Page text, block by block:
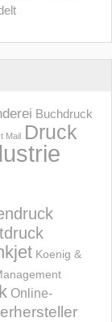
Buchdruck
Mail Druck
Koenig &
Online-